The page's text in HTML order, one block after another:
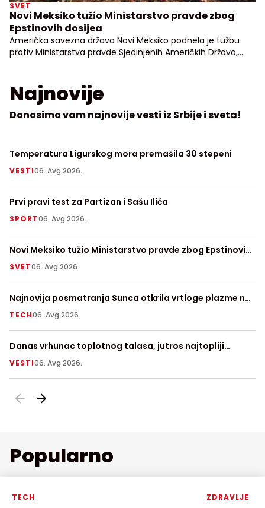
Najnovije
Donosimo vam najnovije vesti iz Srbije i sveta!
Temperatura Ligurskog mora premašila 30 stepeni
VESTI06. Avg 2026.
Prvi pravi test za Partizan i Sašu Ilića
SPORT06. Avg 2026.
Novi Meksiko tužio Ministarstvo pravde zbog Epstinovih
dosijea
SVET06. Avg 2026.
Najnovija posmatranja Sunca otkrila vrtloge plazme na
njegovoj površini
TECH06. Avg 2026.
Danas vrhunac toplotnog talasa, jutros najtopliji
Zrenjanjin sa 30 stepeni
VESTI06. Avg 2026.
SVET
Novi Meksiko tužio Ministarstvo pravde zbog
Epstinovih dosijea
Američka savezna država Novi Meksiko podnela je tužbu
protiv Ministarstva pravde Sjedinjenih Američkih Država,
Popularno
TECH ZDRAVLJE